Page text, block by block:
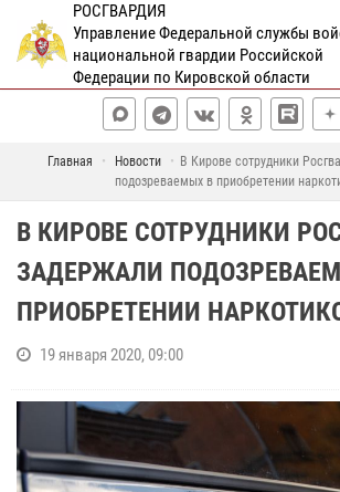
РОСГВАРДИЯ
Управление Федеральной службы
национальной гвардии Российской
Федерации по Кировской области
Главная Новости
В Кирове сотрудники
подозреваемых в приобретении
В КИРОВЕ СОТРУДНИКИ
ЗАДЕРЖАЛИ
ПРИОБРЕТЕНИИ
19 января 2020, 09:00